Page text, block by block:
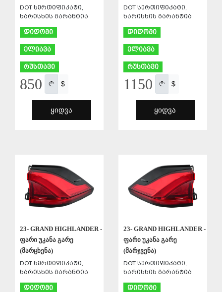
DOT სერთიფიკატი,
ხარისხის გარანტია
დიღომი
ელიავა
რუსთავი
850 $
ᲧᲘᲓᲕᲐ
DOT სერთიფიკატი,
ხარისხის გარანტია
დიღომი
ელიავა
რუსთავი
1150 $
ᲧᲘᲓᲕᲐ
23- GRAND HIGHLANDER -
ფარი უკანა გარე
(მარცხენა)
DOT სერთიფიკატი,
ხარისხის გარანტია
დიღომი
23- GRAND HIGHLANDER -
ფარი უკანა გარე
(მარჯვენა)
DOT სერთიფიკატი,
ხარისხის გარანტია
დიღომი